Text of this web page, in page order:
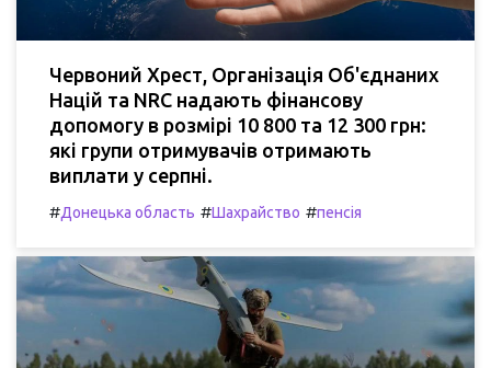
Червоний Хрест, Організація Об'єднаних
Націй та NRC надають фінансову
допомогу в розмірі 10 800 та 12 300 грн:
які групи отримувачів отримають
виплати у серпні.
#Донецька область #Шахрайство #пенсія